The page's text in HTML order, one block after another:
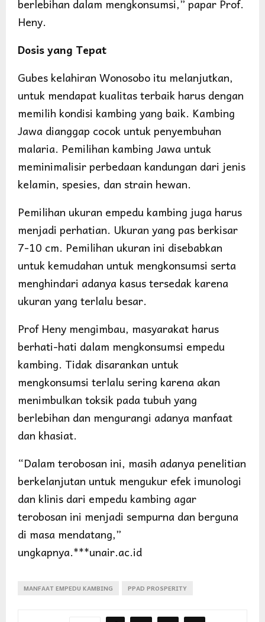
berlebihan dalam mengkonsumsi,” papar Prof.
Heny.
Dosis yang Tepat
Gubes kelahiran Wonosobo itu melanjutkan,
untuk mendapat kualitas terbaik harus dengan
memilih kondisi kambing yang baik. Kambing
Jawa dianggap cocok untuk penyembuhan
malaria. Pemilihan kambing Jawa untuk
meminimalisir perbedaan kandungan dari jenis
kelamin, spesies, dan strain hewan.
Pemilihan ukuran empedu kambing juga harus
menjadi perhatian. Ukuran yang pas berkisar
7-10 cm. Pemilihan ukuran ini disebabkan
untuk kemudahan untuk mengkonsumsi serta
menghindari adanya kasus tersedak karena
ukuran yang terlalu besar.
Prof Heny mengimbau, masyarakat harus
berhati-hati dalam mengkonsumsi empedu
kambing. Tidak disarankan untuk
mengkonsumsi terlalu sering karena akan
menimbulkan toksik pada tubuh yang
berlebihan dan mengurangi adanya manfaat
dan khasiat.
“Dalam terobosan ini, masih adanya penelitian
berkelanjutan untuk mengukur efek imunologi
dan klinis dari empedu kambing agar
terobosan ini menjadi sempurna dan berguna
di masa mendatang,”
ungkapnya.***unair.ac.id
MANFAAT EMPEDU KAMBING PPAD PROSPERITY